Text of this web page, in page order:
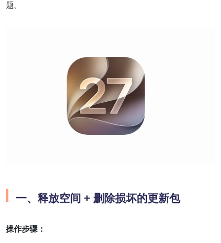
题。
一、释放空间 + 删除损坏的更新包
操作步骤：